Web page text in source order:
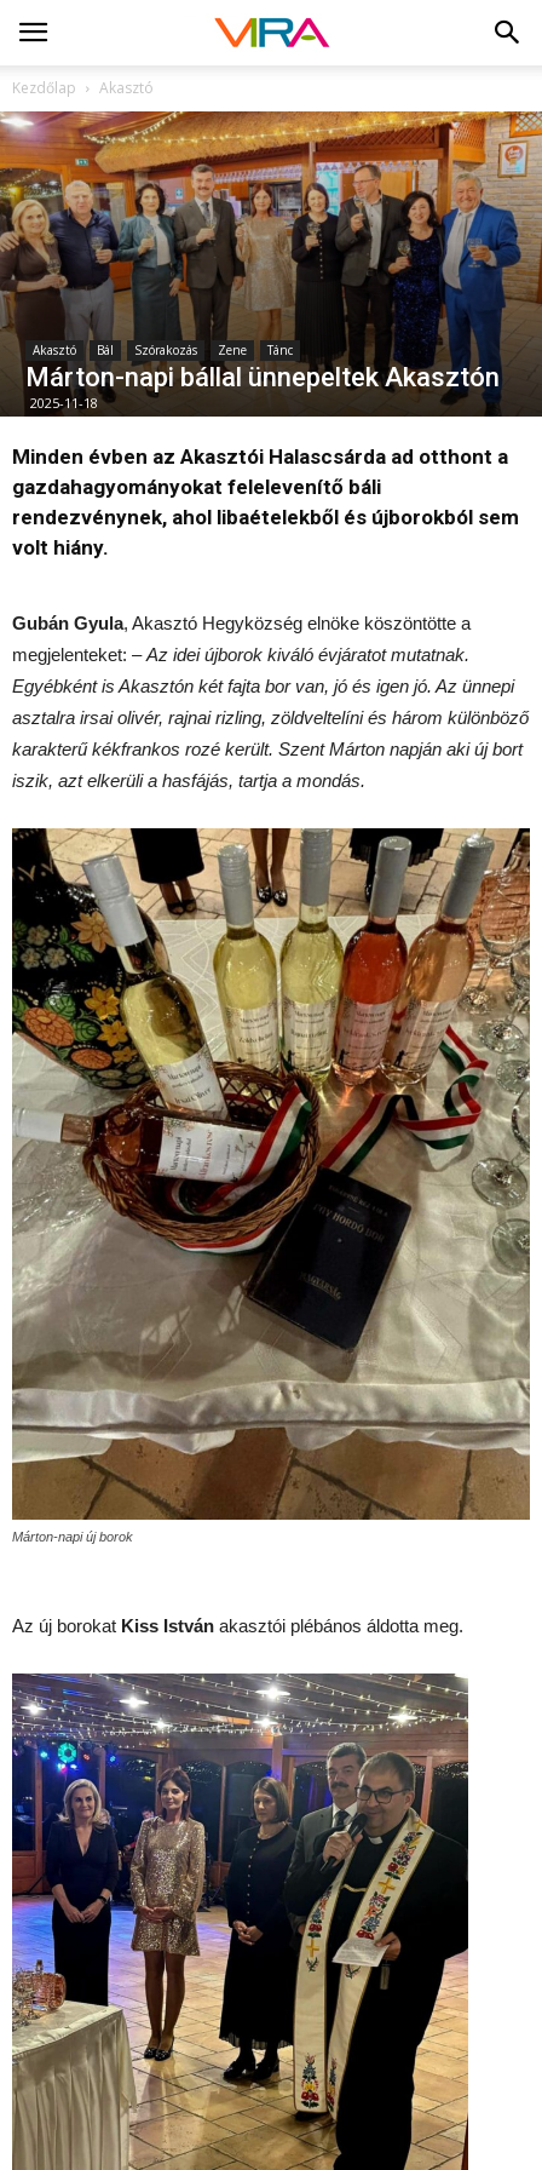
Kezdőlap Akasztó
Akasztó Bál Szórakozás Zene Tánc
Márton-napi bállal ünnepeltek Akasztón
2025-11-18
Minden évben az Akasztói Halascsárda ad otthont a
gazdahagyományokat felelevenítő báli
rendezvénynek, ahol libaételekből és újborokból sem
volt hiány.
Gubán Gyula, Akasztó Hegyközség elnöke köszöntötte a
megjelenteket: –Az idei újborok kiváló évjáratot mutatnak.
Egyébként is Akasztón két fajta bor van, jó és igen jó. Az ünnepi
asztalra irsai olivér, rajnai rizling, zöldveltelíni és három különböző
karakterű kékfrankos rozé került. Szent Márton napján aki új bort
iszik, azt elkerüli a hasfájás, tartja a mondás.
Márton-napi új borok
Az új borokat Kiss István akasztói plébános áldotta meg.